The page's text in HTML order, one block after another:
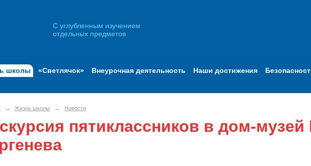
С углубленным изучением
отдельных предметов
школы «Светлячок» Внеурочная деятельность Наши достижения
→ Жизнь школы → Новости
пятиклассников в дом-музей